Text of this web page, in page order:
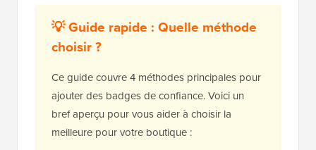
💡 Guide rapide : Quelle méthode
choisir ?
Ce guide couvre 4 méthodes principales pour
ajouter des badges de confiance. Voici un
bref aperçu pour vous aider à choisir la
meilleure pour votre boutique :